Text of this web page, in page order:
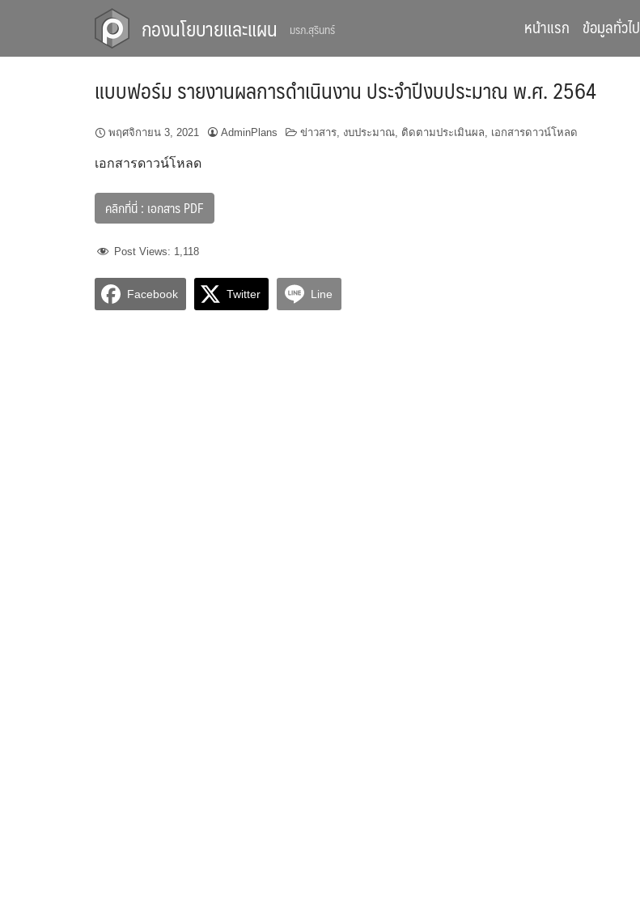
กองนโยบายและแผน มรภ.สุรินทร์ หน้าแรก ข้อมูลทั่วไป
แบบฟอร์ม รายงานผลการดำเนินงาน ประจำปีงบประมาณ พ.ศ. 2564
พฤศจิกายน 3, 2021 AdminPlans ข่าวสาร, งบประมาณ, ติดตามประเมินผล, เอกสารดาวน์โหลด
เอกสารดาวน์โหลด
คลิกที่นี่ : เอกสาร PDF
Post Views: 1,118
Facebook Twitter Line